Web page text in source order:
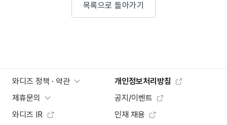
목록으로 돌아가기
와디즈 정책 · 약관
개인정보처리방침
제휴문의
공지/이벤트
와디즈 IR
인재 채용